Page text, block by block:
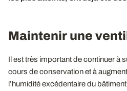
Maintenir une
Il est très important de continuer à
cours de conservation et à
l’humidité excédentaire du